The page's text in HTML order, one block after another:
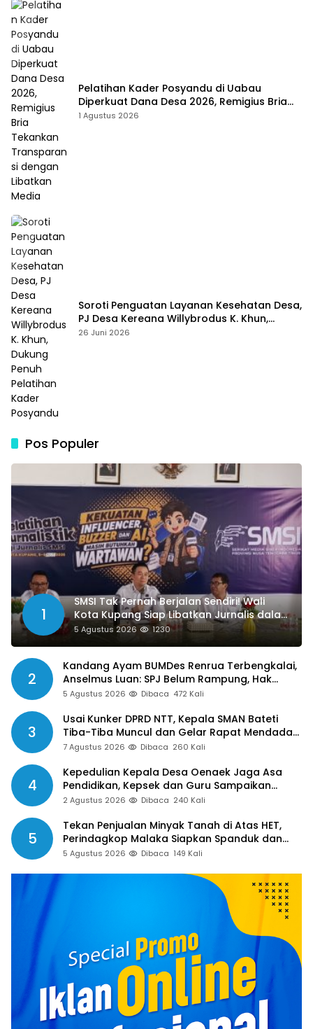
Pelatihan Kader Posyandu di Uabau
Diperkuat Dana Desa 2026, Remigius Bria
Tekankan Transparansi dengan Libatkan
1 Agustus 2026
Soroti Penguatan Layanan Kesehatan Desa,
PJ Desa Kereana Willybrodus K. Khun,
Dukung Penuh Pelatihan Kader Posyandu
26 Juni 2026
Pos Populer
1
SMSI Tak Pernah Berjalan Sendiri! Wali
Kota Kupang Siap Libatkan Jurnalis dalam
Publikasi Program Pemkot
5 Agustus 2026 1230
2
Kandang Ayam BUMDes Renrua Terbengkalai,
Anselmus Luan: SPJ Belum Rampung, Hak
Aparat Desa Sejak Januari Belum Dibayar
5 Agustus 2026 Dibaca 472 Kali
3
Usai Kunker DPRD NTT, Kepala SMAN Bateti
Tiba-Tiba Muncul dan Gelar Rapat Mendadak,
Guru Pertanyakan Hak 15 Persen yang Belum
7 Agustus 2026 Dibaca 260 Kali
4
Kepedulian Kepala Desa Oenaek Jaga Asa
Pendidikan, Kepsek dan Guru Sampaikan
Apresiasi
2 Agustus 2026 Dibaca 240 Kali
5
Tekan Penjualan Minyak Tanah di Atas HET,
Perindagkop Malaka Siapkan Spanduk dan
Nomor Pengaduan
5 Agustus 2026 Dibaca 149 Kali